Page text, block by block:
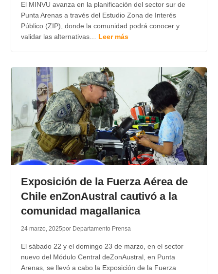
El MINVU avanza en la planificación del sector sur de
Punta Arenas a través del Estudio Zona de Interés
Público (ZIP), donde la comunidad podrá conocer y
validar las alternativas… Leer más
Exposición de la Fuerza Aérea de
Chile enZonAustral cautivó a la
comunidad magallanica
24 marzo, 2025por Departamento Prensa
El sábado 22 y el domingo 23 de marzo, en el sector
nuevo del Módulo Central deZonAustral, en Punta
Arenas, se llevó a cabo la Exposición de la Fuerza